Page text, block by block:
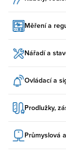
Měření a
Nářadí a
Ovládací a
Prodlužky,
Průmyslová